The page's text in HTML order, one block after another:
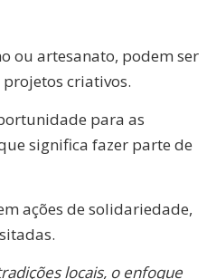
ou artesanato, podem ser
criativos.
para as
significa fazer parte de
ações de solidariedade,
locais, o enfoque